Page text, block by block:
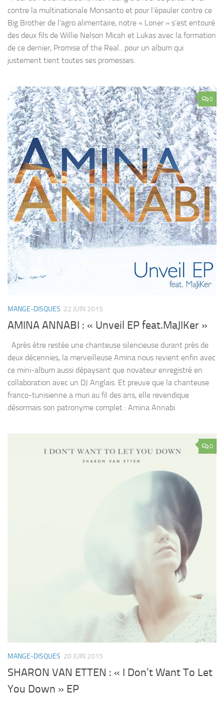
contre la multinationale Monsanto et pour l’épauler contre ce
Big Brother de l’agro alimentaire, notre « Loner » s’est entouré
des deux fils de Willie Nelson Micah et Lukas avec la formation
de ce dernier, Promise of the Real…pour un album qui
justement tient toutes ses promesses.
0
MANGE-DISQUES 22 JUIN 2015
AMINA ANNABI : « Unveil EP feat.MaJIKer »
Après être restée une chanteuse silencieuse durant près de
deux décennies, la merveilleuse Amina nous revient enfin avec
ce mini-album aussi dépaysant que novateur enregistré en
collaboration avec un DJ Anglais. Et preuve que la chanteuse
franco-tunisienne a muri au fil des ans, elle revendique
désormais son patronyme complet : Amina Annabi.
0
MANGE-DISQUES 20 JUIN 2015
SHARON VAN ETTEN : « I Don’t Want To Let
You Down » EP